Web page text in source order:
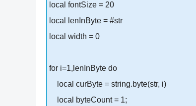
local fontSize = 20
local lenInByte = #str
local width = 0
for i=1,lenInByte do
local curByte = string.byte(str, i)
local byteCount = 1;